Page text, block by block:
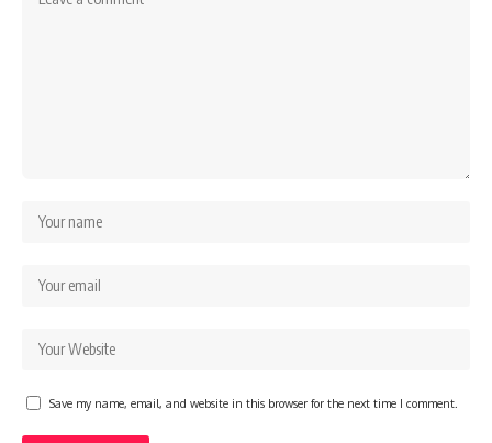
Save my name, email, and website in this browser for the next time I comment.